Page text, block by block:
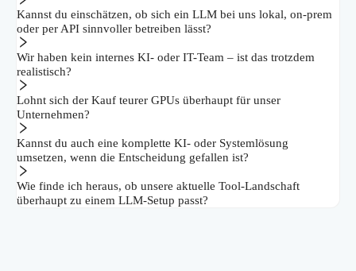
Kannst du einschätzen, ob sich ein LLM bei uns lokal, on-prem
oder per API sinnvoller betreiben lässt?
Wir haben kein internes KI- oder IT-Team – ist das trotzdem
realistisch?
Lohnt sich der Kauf teurer GPUs überhaupt für unser
Unternehmen?
Kannst du auch eine komplette KI- oder Systemlösung
umsetzen, wenn die Entscheidung gefallen ist?
Wie finde ich heraus, ob unsere aktuelle Tool-Landschaft
überhaupt zu einem LLM-Setup passt?